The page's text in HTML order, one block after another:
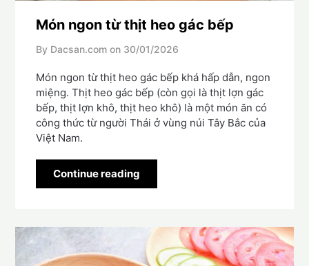
Món ngon từ thịt heo gác bếp
By Dacsan.com on 30/01/2026
Món ngon từ thịt heo gác bếp khá hấp dẫn, ngon
miệng. Thịt heo gác bếp (còn gọi là thịt lợn gác
bếp, thịt lợn khô, thịt heo khô) là một món ăn có
công thức từ người Thái ở vùng núi Tây Bắc của
Việt Nam.
Continue reading